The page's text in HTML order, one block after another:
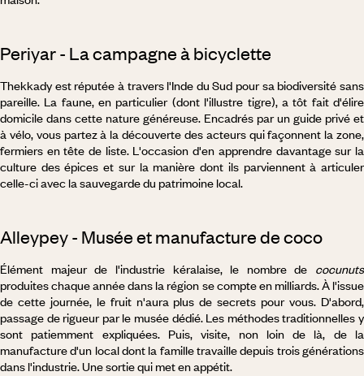
Periyar - La campagne à bicyclette
Thekkady est réputée à travers l'Inde du Sud pour sa biodiversité sans
pareille. La faune, en particulier (dont l'illustre tigre), a tôt fait d'élire
domicile dans cette nature généreuse. Encadrés par un guide privé et
à vélo, vous partez à la découverte des acteurs qui façonnent la zone,
fermiers en tête de liste. L'occasion d'en apprendre davantage sur la
culture des épices et sur la manière dont ils parviennent à articuler
celle-ci avec la sauvegarde du patrimoine local.
Alleypey - Musée et manufacture de coco
Élément majeur de l'industrie kéralaise, le nombre de cocunuts
produites chaque année dans la région se compte en milliards. À l'issue
de cette journée, le fruit n'aura plus de secrets pour vous. D'abord,
passage de rigueur par le musée dédié. Les méthodes traditionnelles y
sont patiemment expliquées. Puis, visite, non loin de là, de la
manufacture d'un local dont la famille travaille depuis trois générations
dans l'industrie. Une sortie qui met en appétit.